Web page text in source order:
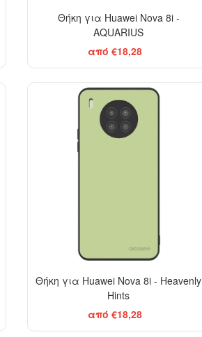
Θήκη για Huawei Nova 8i -
AQUARIUS
από €18,28
Θήκη για Huawei Nova 8i - Heavenly
Hints
από €18,28